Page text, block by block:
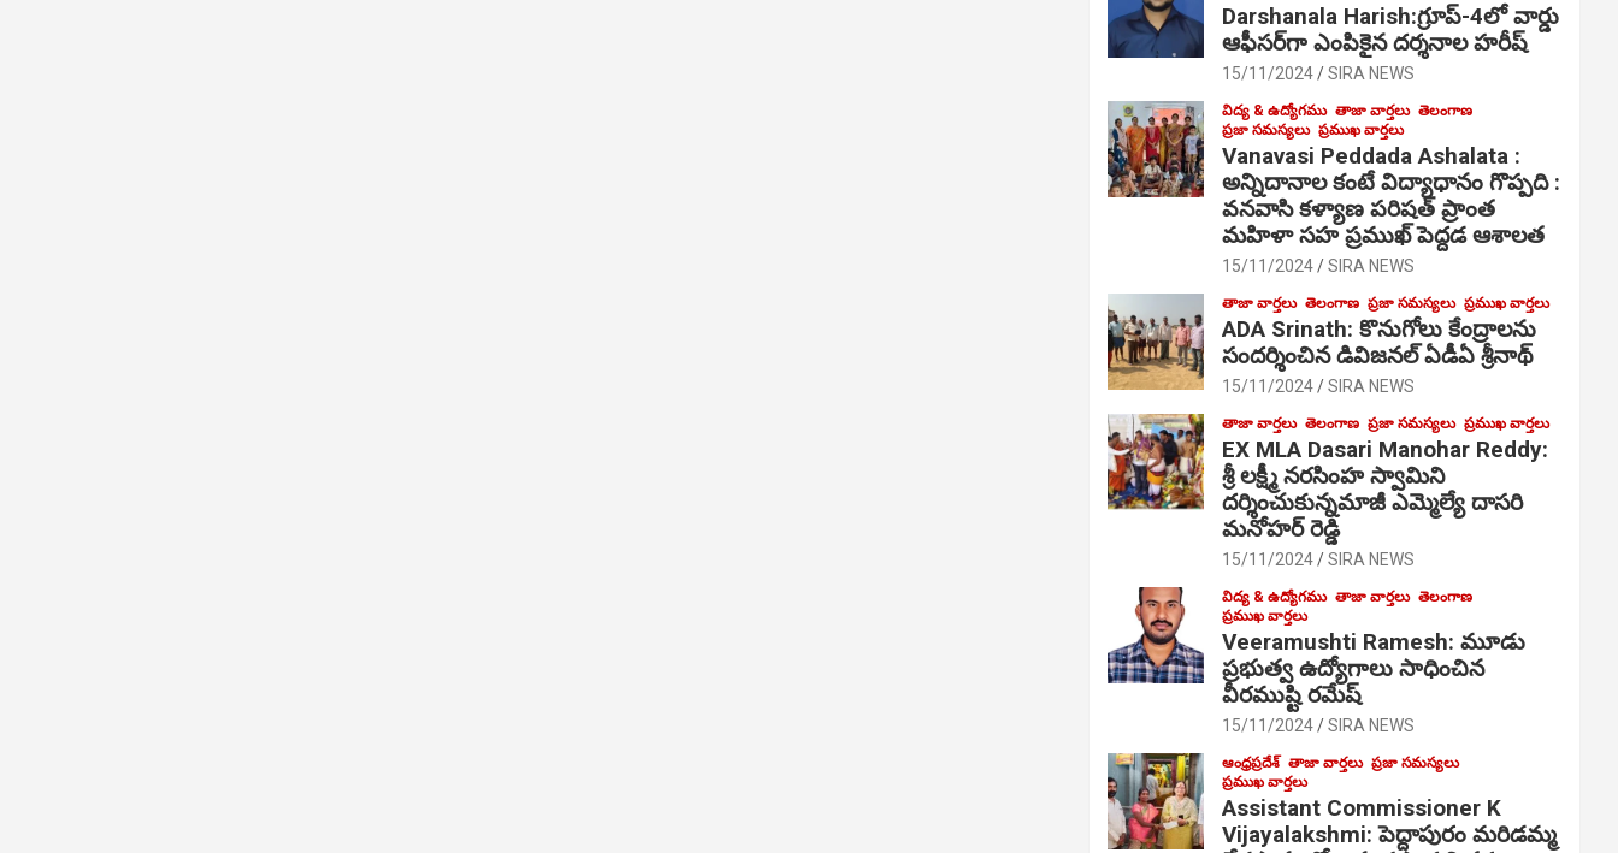
Darshanala Harish:గ్రూప్-4లో వార్డు
ఆఫీసర్‌గా ఎంపికైన దర్శనాల హరీష్
15/11/2024 SIRA NEWS
విద్య & ఉద్యోగము తాజా వార్తలు తెలంగాణ
ప్రజా సమస్యలు ప్రముఖ వార్తలు
Vanavasi Peddada Ashalata :
అన్నిదానాల కంటే విద్యాధానం గొప్పది :
వనవాసి కళ్యాణ పరిషత్ ప్రాంత
మహిళా సహ ప్రముఖ్ పెద్దడ ఆశాలత
15/11/2024 SIRA NEWS
తాజా వార్తలు తెలంగాణ ప్రజా సమస్యలు ప్రముఖ వార్తలు
ADA Srinath: కొనుగోలు కేంద్రాల‌ను
సంద‌ర్శించిన డివిజనల్ ఏడీఏ శ్రీనాథ్
15/11/2024 SIRA NEWS
తాజా వార్తలు తెలంగాణ ప్రజా సమస్యలు ప్రముఖ వార్తలు
EX MLA Dasari Manohar Reddy:
శ్రీ లక్ష్మీ నరసింహ స్వామిని
దర్శించుకున్నమాజీ ఎమ్మెల్యే దాసరి
మనోహర్ రెడ్డి
15/11/2024 SIRA NEWS
విద్య & ఉద్యోగము తాజా వార్తలు తెలంగాణ
ప్రముఖ వార్తలు
Veeramushti Ramesh: మూడు
ప్రభుత్వ ఉద్యోగాలు సాధించిన
వీరముష్టి రమేష్
15/11/2024 SIRA NEWS
ఆంధ్రప్రదేశ్ తాజా వార్తలు ప్రజా సమస్యలు
ప్రముఖ వార్తలు
Assistant Commissioner K
Vijayalakshmi: పెద్దాపురం మరిడమ్మ